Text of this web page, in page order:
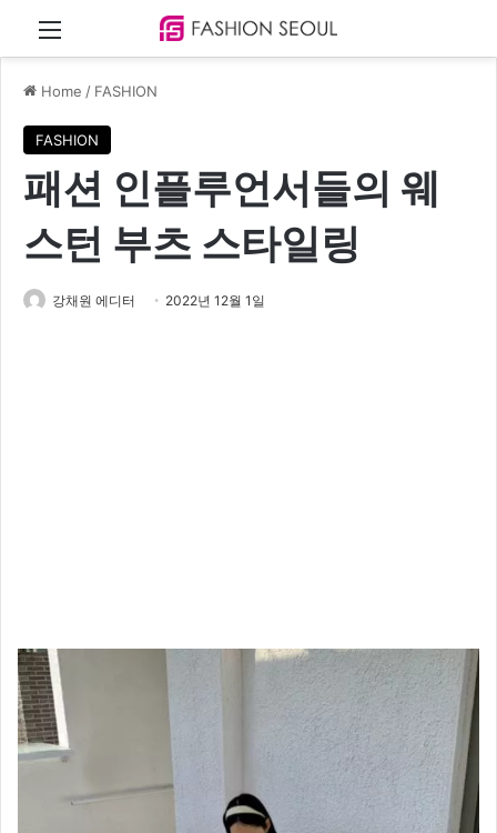
Menu
Home / FASHION
FASHION
패션 인플루언서들의 웨
스턴 부츠 스타일링
강채원 에디터 2022년 12월 1일